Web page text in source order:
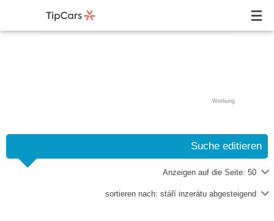
Werbung
Suche editieren
Anzeigen auf die Seite: 50
sortieren nach: stáří inzerátu abgesteigend